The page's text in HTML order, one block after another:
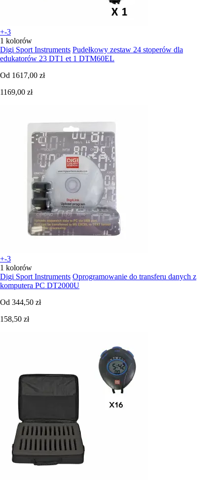
+-3
1 kolorów
Digi Sport Instruments Pudełkowy zestaw 24 stoperów dla
edukatorów 23 DT1 et 1 DTM60EL
Od 1617,00 zł
1169,00 zł
+-3
1 kolorów
Digi Sport Instruments Oprogramowanie do transferu danych z
komputera PC DT2000U
Od 344,50 zł
158,50 zł